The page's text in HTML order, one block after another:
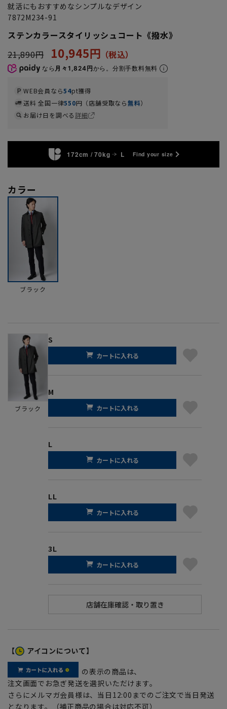
就活にもおすすめなシンプルなデザイン
7872M234-91
ステンカラースタイリッシュコート《撥水》
21,890円
10,945円
なら 月々1,824円から。分割手数料無料
WEB会員なら54pt獲得
送料 全国一律550円（店舗受取なら無料）
お届け日を調べる詳細
172cm / 70kg L Find your size
カラー
ブラック
ブラック
S
カートに入れる
M
カートに入れる
L
カートに入れる
LL
カートに入れる
3L
カートに入れる
【 アイコンについて】
の表示の商品は、
注文画面でお急ぎ発送を選択いただけます。
さらにメルマガ会員様は、当日12:00までのご注文で当日発送
となります。（補正商品の場合は対応不可）